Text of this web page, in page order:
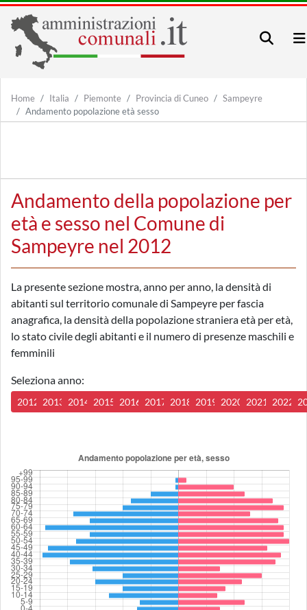
Home Italia Piemonte Provincia di Cuneo
Sampeyre
Andamento popolazione età sesso
Andamento della popolazione per
età e sesso nel Comune di
Sampeyre nel 2012
La presente sezione mostra, anno per anno, la densità di
abitanti sul territorio comunale di Sampeyre per fascia
anagrafica, la densità della popolazione straniera età per età,
lo stato civile degli abitanti e il numero di presenze maschili e
femminili
Seleziona anno:
2012 2013 2014 2015 2016 2017 2018 2019 2020 2021 2022